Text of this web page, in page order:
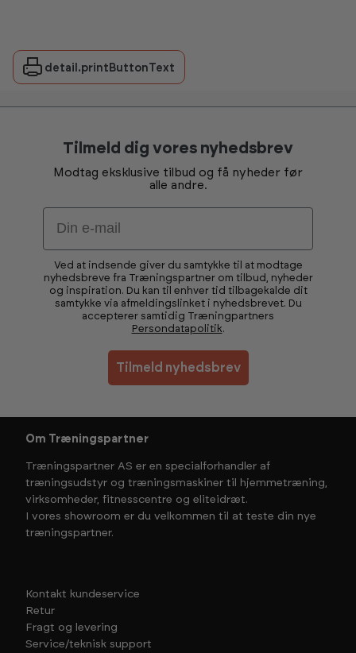
detail.printButtonText
Tilmeld dig vores nyhedsbrev
Modtag eksklusive tilbud og få nyheder før
alle andre.
Email
Ved at indsende giver du samtykke til at modtage
nyhedsbreve fra Træningspartner om tilbud, nyheder
og inspiration. Du kan til enhver tid tilbagekalde dit
samtykke via afmeldingslinket i nyhedsbrevet. Du
accepterer samtidig Træningpartners
Persondatapolitik.
Tilmeld nyhedsbrev
Om Træningspartner
Træningspartner AS er en specialforhandler af
træningsudstyr og træningsmaskiner til hjemmetræning,
virksomheder, fitnesscentre og eliteidræt.
I vores showroom er du velkommen til at teste din nye
træningspartner.
Kontakt kundeservice
Retur
Fragt og levering
Service/teknisk support